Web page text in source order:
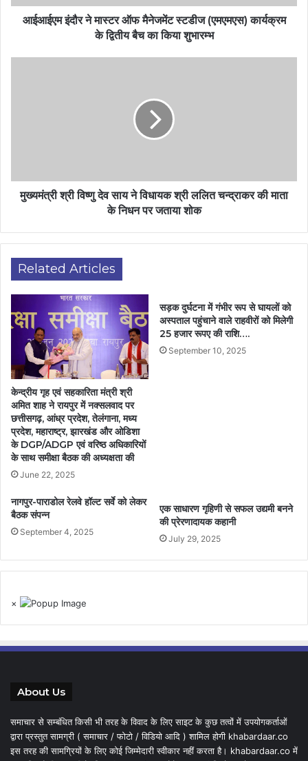
आईआईएम इंदौर ने मास्टर ऑफ मैनेजमेंट स्टडीज (एमएमएस) कार्यक्रम
के द्वितीय बैच का किया शुभारम्भ
मुख्यमंत्री श्री विष्णु देव साय ने विधायक श्री ललित चन्द्राकर की माता
के निधन पर जताया शोक
Related Articles
केन्द्रीय गृह एवं सहकारिता मंत्री श्री
अमित शाह ने रायपुर में नक्सलवाद पर
छत्तीसगढ़, आंध्र प्रदेश, तेलंगाना, मध्य
प्रदेश, महाराष्ट्र, झारखंड और ओडिशा
के DGP/ADGP एवं वरिष्ठ अधिकारियों
के साथ समीक्षा बैठक की अध्यक्षता की
June 22, 2025
सड़क दुर्घटना में गंभीर रूप से घायलों को
अस्पताल पहुंचाने वाले राहवीरों को मिलेगी
25 हजार रूपए की राशि….
September 10, 2025
नागपुर-पाराडोल रेलवे हॉल्ट सर्वे को लेकर
बैठक संपन्न
September 4, 2025
एक साधारण गृहिणी से सफल उद्यमी बनने
की प्रेरणादायक कहानी
July 29, 2025
×
About Us
समाचार से सम्बंधित किसी भी तरह के विवाद के लिए साइट के कुछ तत्वों में उपयोगकर्ताओं
द्वारा प्रस्तुत सामग्री ( समाचार / फोटो / विडियो आदि ) शामिल होगी khabardaar.co
इस तरह की सामग्रियों के लिए कोई जिम्मेदारी स्वीकार नहीं करता है। khabardaar.co में